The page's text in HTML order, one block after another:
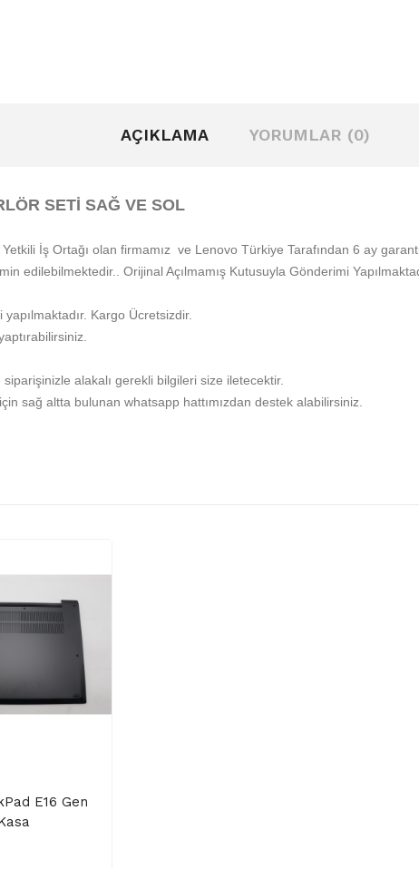
AÇIKLAMA YORUMLAR (0)
SETİ SAĞ VE SOL
İş Ortağı olan firmamız ve Lenovo Türkiye Tarafından 6 ay
edilebilmektedir.. Orijinal Açılmamış Kutusuyla Gönderimi
Kargo Ücretsizdir.
alakalı gerekli bilgileri size iletecektir.
sağ altta bulunan whatsapp hattımızdan destek alabilirsiniz.
E16 Gen